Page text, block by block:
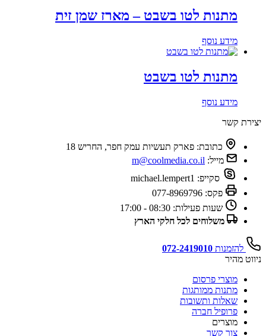
מתנות לטו בשבט – מארז שמן זית
מידע נוסף
מתנות לטו בשבט
מידע נוסף
יצירת קשר
כתובת: פארק תעשיות עמק חפר, החריש 18
מייל: m@coolmedia.co.il
סקייפ: michael.lempert1
פקס: 077-8969796
שעות פעילות: 08:30 - 17:00
משלוחים לכל חלקי הארץ
להזמנות 072-2419010
ניווט מהיר
מוצרי פרסום
מתנות ממותגות
שאלות ותשובות
פרופיל חברה
מוצרים
צור קשר